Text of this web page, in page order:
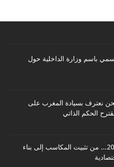
باسم وزارة الداخلية حول
نعترف بسيادة المغرب على
الحكم الذاتي
خطاب العرش 2026... من تثبيت المكاسب إلى بناء